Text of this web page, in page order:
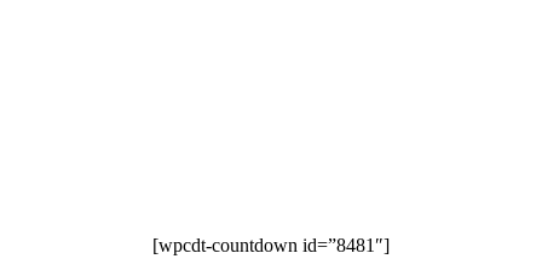
[wpcdt-countdown id=”8481″]